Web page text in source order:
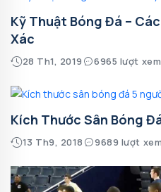
Kỹ Thuật Bóng Đá –
Xác
28 Th1, 2019 6965 lượt xem
Kích Thước Sân Bóng
13 Th9, 2018 9689 lượt xem